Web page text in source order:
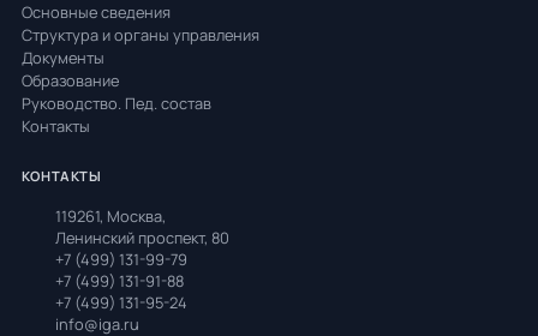
Основные сведения
Структура и органы управления
Документы
Образование
Руководство. Пед. состав
Контакты
КОНТАКТЫ
119261, Москва,
Ленинский проспект, 80
+7 (499) 131-99-79
+7 (499) 131-91-88
+7 (499) 131-95-24
info@iga.ru